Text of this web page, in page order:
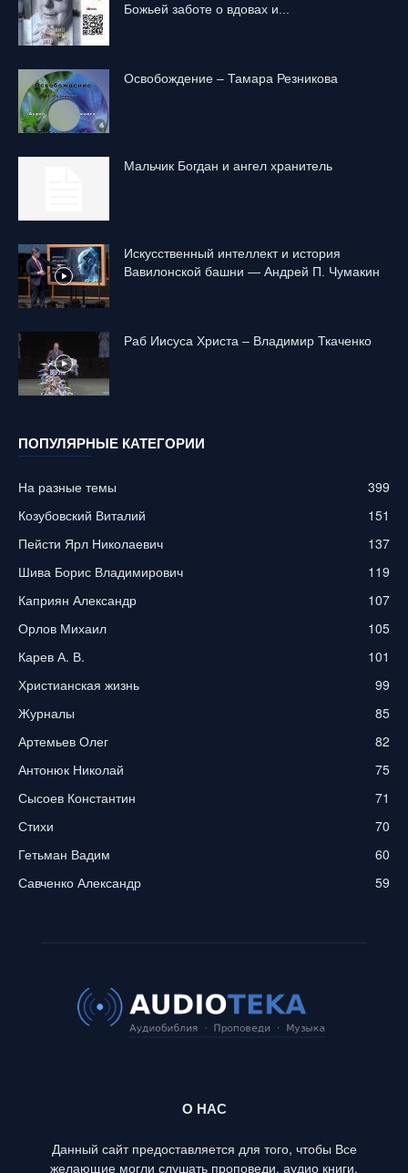
Божьей заботе о вдовах и...
Освобождение – Тамара Резникова
Mальчик Богдан и ангел хранитель
Искусственный интеллект и история
Вавилонской башни — Андрей П. Чумакин
Раб Иисуса Христа – Владимир Ткаченко
ПОПУЛЯРНЫЕ КАТЕГОРИИ
На разные темы
399
Козубовский Виталий
151
Пейсти Ярл Николаевич
137
Шива Борис Владимирович
119
Каприян Александр
107
Орлов Михаил
105
Карев А. В.
101
Христианская жизнь
99
Журналы
85
Артемьев Олег
82
Антонюк Николай
75
Сысоев Константин
71
Стихи
70
Гетьман Вадим
60
Савченко Александр
59
О НАС
Данный сайт предоставляется для того, чтобы Все
желающие могли слушать проповеди, аудио книги,